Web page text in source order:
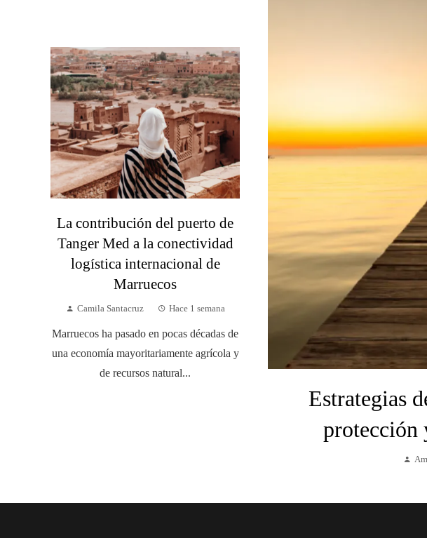
Estrategias
protección
La contribución del puerto de
Tanger Med a la conectividad
logística internacional de
Marruecos
Camila Santacruz Hace 1 semana
Marruecos ha pasado en pocas décadas de
una economía mayoritariamente agrícola y
de recursos natural...